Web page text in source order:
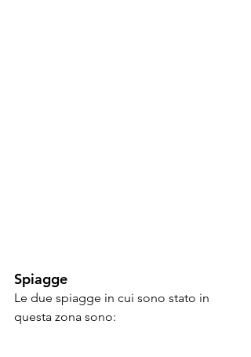
Spiagge
Le due spiagge in cui sono stato in
questa zona sono: